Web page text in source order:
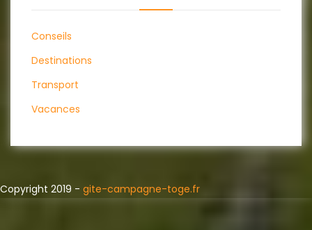
Conseils
Destinations
Transport
Vacances
Copyright 2019 - gite-campagne-toge.fr